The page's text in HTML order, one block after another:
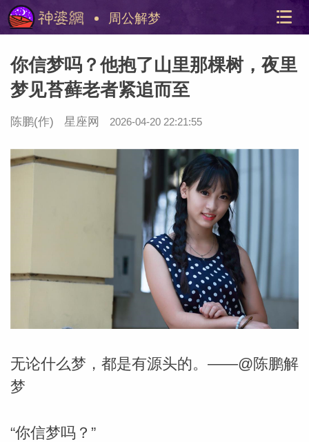
周公解梦
你信梦吗？他抱了山里那棵树，夜里
梦见苔藓老者紧追而至
陈鹏(作) 星座网 2026-04-20 22:21:55
无论什么梦，都是有源头的。——@陈鹏解
梦
“你信梦吗？”